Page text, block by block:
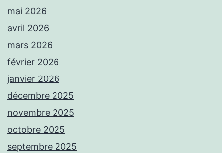
mai 2026
avril 2026
mars 2026
février 2026
janvier 2026
décembre 2025
novembre 2025
octobre 2025
septembre 2025